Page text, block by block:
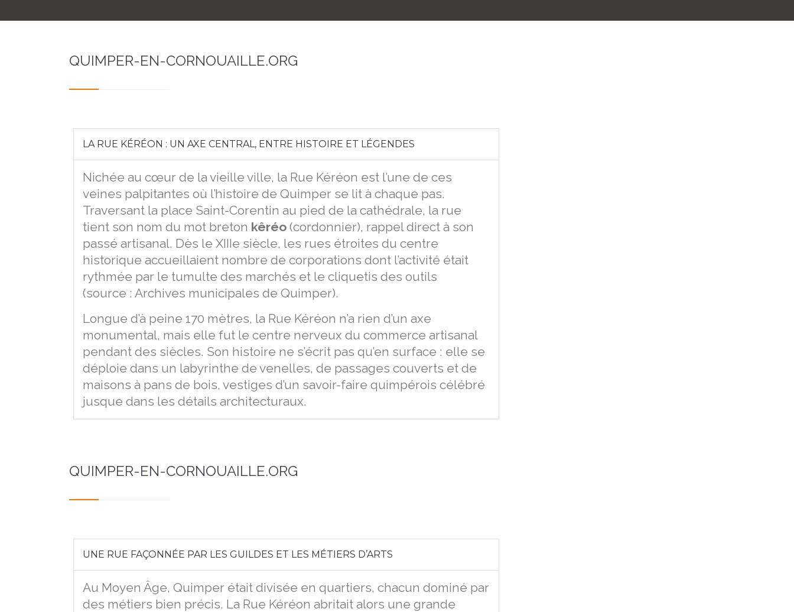
QUIMPER-EN-CORNOUAILLE.ORG
LA RUE KÉRÉON : UN AXE CENTRAL, ENTRE HISTOIRE ET LÉGENDES
Nichée au cœur de la vieille ville, la Rue Kéréon est l’une de ces
veines palpitantes où l’histoire de Quimper se lit à chaque pas.
Traversant la place Saint-Corentin au pied de la cathédrale, la rue
tient son nom du mot breton kêréo (cordonnier), rappel direct à son
passé artisanal. Dès le XIIIe siècle, les rues étroites du centre
historique accueillaient nombre de corporations dont l’activité était
rythmée par le tumulte des marchés et le cliquetis des outils
(source : Archives municipales de Quimper).
Longue d’à peine 170 mètres, la Rue Kéréon n’a rien d’un axe
monumental, mais elle fut le centre nerveux du commerce artisanal
pendant des siècles. Son histoire ne s’écrit pas qu’en surface : elle se
déploie dans un labyrinthe de venelles, de passages couverts et de
maisons à pans de bois, vestiges d’un savoir-faire quimpérois célébré
jusque dans les détails architecturaux.
QUIMPER-EN-CORNOUAILLE.ORG
UNE RUE FAÇONNÉE PAR LES GUILDES ET LES MÉTIERS D’ARTS
Au Moyen Âge, Quimper était divisée en quartiers, chacun dominé par
des métiers bien précis. La Rue Kéréon abritait alors une grande